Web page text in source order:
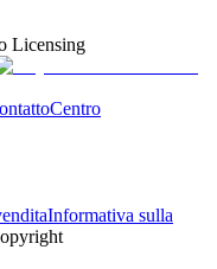
Licensing
Centro
Informativa sulla